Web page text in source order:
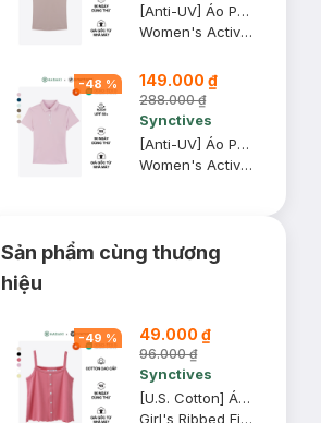
[Anti-UV] Áo Polo Active Nữ Synctives Regular Fit, Hồng Tro, M - SWPO0006
Women's Active Regular Fit Polo Shirt
-48 % 149.000 ₫
288.000 ₫
Synctives
[Anti-UV] Áo Polo Active Nữ Synctives Regular Fit, Tím Nhạt, S - SWPO0006
Women's Active Regular Fit Polo Shirt
Sản phẩm cùng thương
hiệu
-49 % 49.000 ₫
96.000 ₫
Synctives
[U.S. Cotton] Áo Hai Dây Trẻ Em Synctives Regular Fit, Hồng Mận, 4T - CGCA0004
Girl's Ribbed Fitted Cami Top